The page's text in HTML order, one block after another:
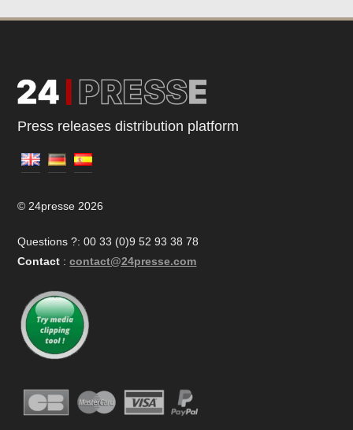
Press releases distribution platform
© 24presse 2026
Questions ?: 00 33 (0)9 52 93 38 78
Contact : contact@24presse.com